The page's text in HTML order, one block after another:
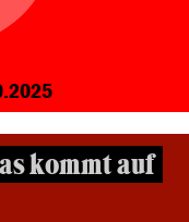
kommt auf